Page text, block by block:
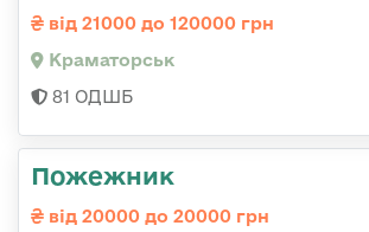
від 21000 до 120000 грн
Краматорськ
81 ОДШБ
Пожежник
від 20000 до 20000 грн